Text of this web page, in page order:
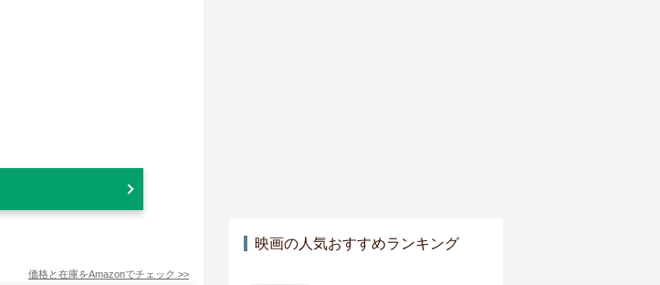
価格と在庫をAmazonでチェック >>
映画の人気おすすめランキング